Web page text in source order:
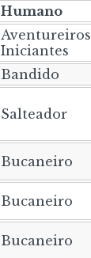
Humano
Aventureiros
Iniciantes
Bandido
Salteador
Bucaneiro
Bucaneiro
Bucaneiro